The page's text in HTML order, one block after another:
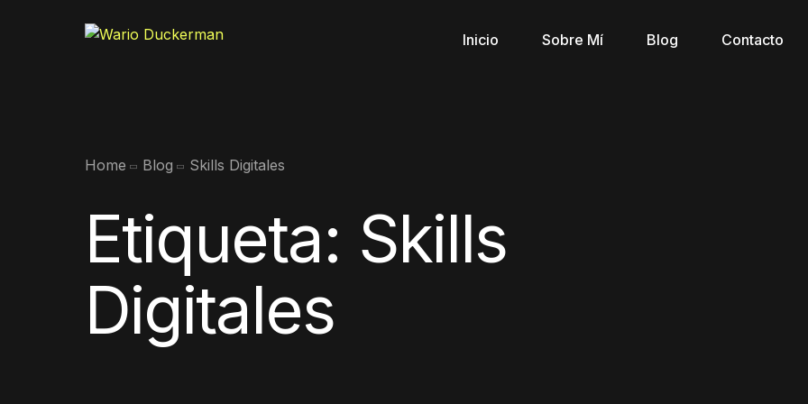
Inicio Sobre Mí Blog Contacto
Home Blog Skills Digitales
Etiqueta: Skills
Digitales